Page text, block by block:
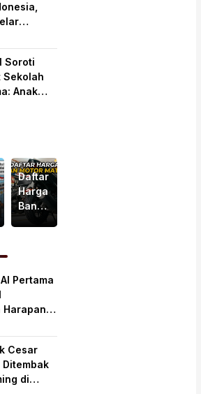
dan
Soroti
Sekolah
Anak
Orang
Daftar
Harga
Ban
Motor
Rp150
Pertama
Harapan
Sekaligus
Cesar
Ditembak
di